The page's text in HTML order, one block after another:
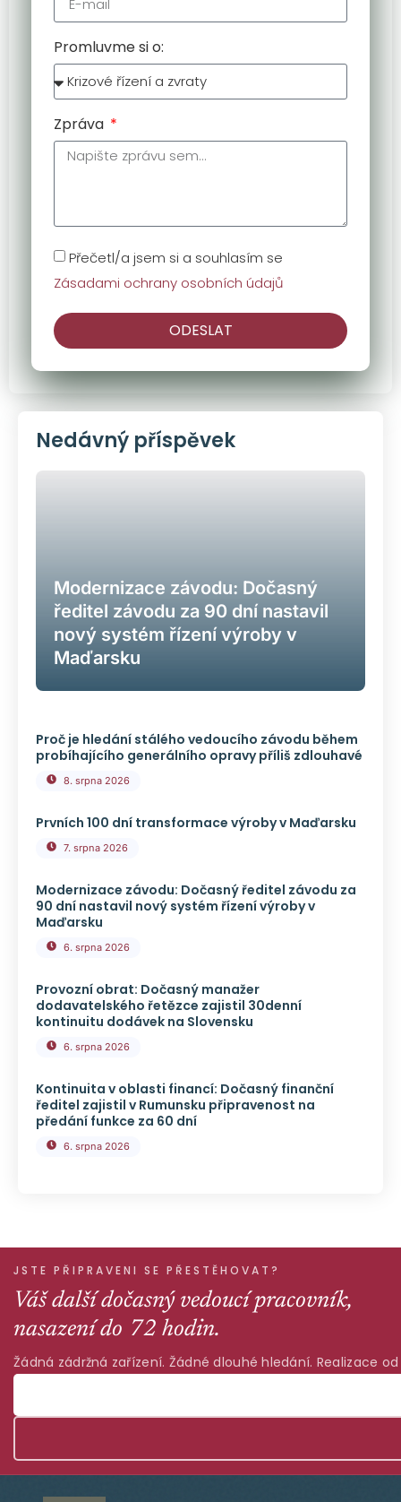
Promluvme si o:
Zpráva
Přečetl/a jsem si a souhlasím se
Zásadami ochrany osobních údajů
ODESLAT
Nedávný příspěvek
Modernizace závodu: Dočasný
ředitel závodu za 90 dní nastavil
nový systém řízení výroby v
Maďarsku
Proč je hledání stálého vedoucího závodu během
probíhajícího generálního opravy příliš zdlouhavé
8. srpna 2026
Prvních 100 dní transformace výroby v Maďarsku
7. srpna 2026
Modernizace závodu: Dočasný ředitel závodu za
90 dní nastavil nový systém řízení výroby v
Maďarsku
6. srpna 2026
Provozní obrat: Dočasný manažer
dodavatelského řetězce zajistil 30denní
kontinuitu dodávek na Slovensku
6. srpna 2026
Kontinuita v oblasti financí: Dočasný finanční
ředitel zajistil v Rumunsku připravenost na
předání funkce za 60 dní
6. srpna 2026
JSTE PŘIPRAVENI SE PŘESTĚHOVAT?
Váš další dočasný vedoucí pracovník,
nasazení do 72 hodin.
Žádná zádržná zařízení. Žádné dlouhé hledání. Realizace